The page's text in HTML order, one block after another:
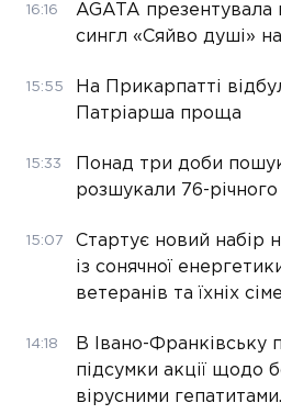
16:16
AGATA презентувала
сингл «Сяйво душі»
15:55
На Прикарпатті
Патріарша проща
15:33
Понад три доби
розшукали 76-річного
15:07
Стартує новий набір
із сонячної
ветеранів та їхніх
14:18
В Івано-Франківську
підсумки акції щодо
вірусними